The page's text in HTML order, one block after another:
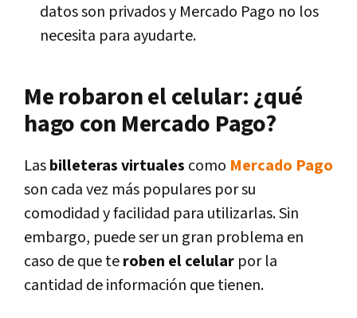
datos son privados y Mercado Pago no los
necesita para ayudarte.
Me robaron el celular: ¿qué
hago con Mercado Pago?
Lasbilleteras virtuales como Mercado Pago
son cada vez más populares por su
comodidad y facilidad para utilizarlas. Sin
embargo, puede ser un gran problema en
caso de que teroben el celular por la
cantidad de información que tienen.